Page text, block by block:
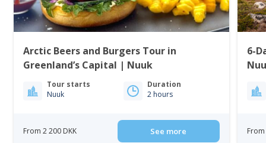
Arctic Beers and Burgers Tour in
Greenland’s Capital | Nuuk
Tour starts
Nuuk
Duration
2 hours
From 2 200 DKK See more
6-
From